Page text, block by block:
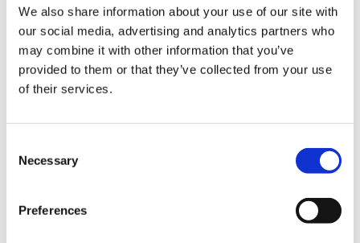
We also share information about your use of our site with
our social media, advertising and analytics partners who
may combine it with other information that you’ve
provided to them or that they’ve collected from your use
of their services.
Necessary
Preferences